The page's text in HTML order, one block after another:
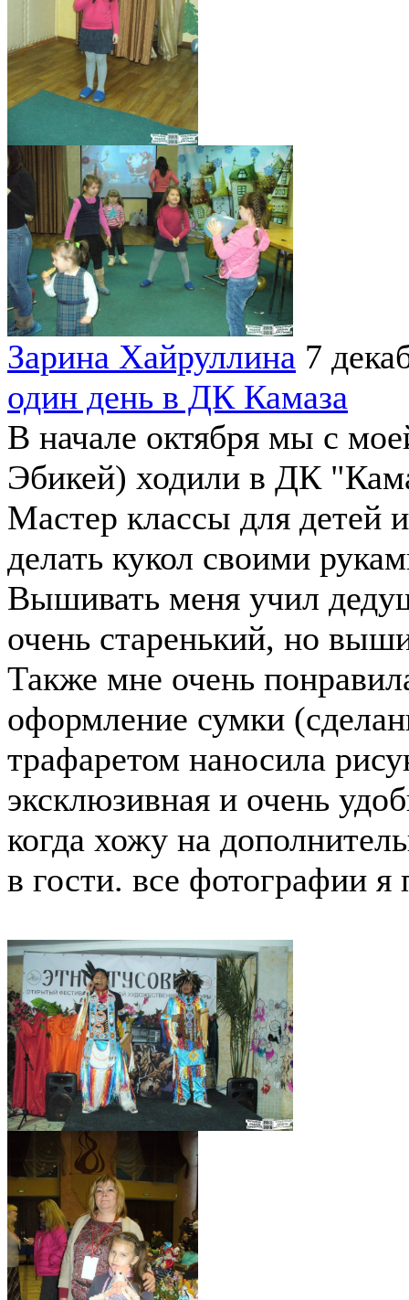
Зарина Хайруллина 7
один день в ДК Камаза
В начале октября мы с
Эбикей) ходили в ДК
Мастер классы для детей
делать кукол своими
Вышивать меня учил
очень старенький, но
Также мне очень
оформление сумки
трафаретом наносила
эксклюзивная и очень
когда хожу на
в гости. все фотографии я